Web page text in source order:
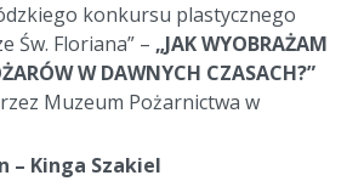
konkursu plastycznego
Św. Floriana” – „JAK WYOBRAŻAM
W DAWNYCH CZASACH?”
Muzeum Pożarnictwa w
– Kinga Szakiel